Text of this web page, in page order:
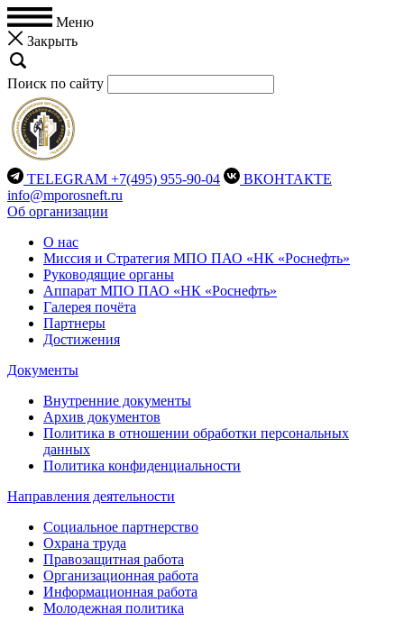
Меню
Закрыть
Поиск по сайту
TELEGRAM +7(495) 955-90-04
ВКОНТАКТЕ
info@mporosneft.ru
Об организации
О нас
Миссия и Стратегия МПО ПАО «НК «Роснефть»
Руководящие органы
Аппарат МПО ПАО «НК «Роснефть»
Галерея почёта
Партнеры
Достижения
Документы
Внутренние документы
Архив документов
Политика в отношении обработки персональных
данных
Политика конфиденциальности
Направления деятельности
Социальное партнерство
Охрана труда
Правозащитная работа
Организационная работа
Информационная работа
Молодежная политика